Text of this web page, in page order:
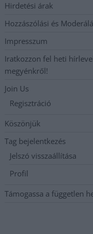
Hirdetési árak
Hozzászólási és
Impresszum
Iratkozzon fel heti
megyénkről!
Join Us
Regisztráció
Köszönjük
Tag bejelentkezés
Jelszó visszaállítása
Profil
Támogassa a független